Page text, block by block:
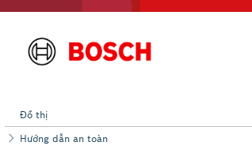
Đồ thị
Hướng dẫn an toàn